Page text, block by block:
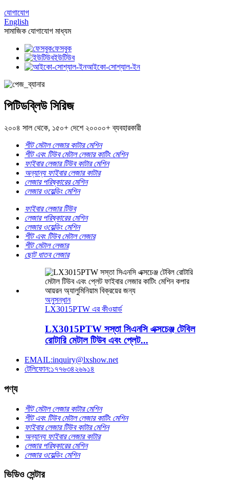
যোগাযোগ
English
সামাজিক যোগাযোগ মাধ্যম
ফেসবুক
ইউটিউব
আইকো-সোশ্যাল-ইন
পিটিডব্লিউ সিরিজ
২০০৪ সাল থেকে, ১৫০+ দেশে ২০০০০+ ব্যবহারকারী
শীট মেটাল লেজার কাটার মেশিন
শীট এবং টিউব মেটাল লেজার কাটিং মেশিন
ফাইবার লেজার টিউব কাটার মেশিন
অন্যান্য ফাইবার লেজার কাটার
লেজার পরিষ্কারের মেশিন
লেজার ওয়েল্ডিং মেশিন
ফাইবার লেজার টিউব
লেজার পরিষ্কারের মেশিন
লেজার ওয়েল্ডিং মেশিন
শীট এবং টিউব মেটাল লেজার
শীট মেটাল লেজার
ছোট ধাতব লেজার
অনুসন্ধান
LX3015PTW এর কীওয়ার্ড
LX3015PTW সস্তা সিএনসি এক্সচেঞ্জ টেবিল
রোটারি মেটাল টিউব এবং প্লেট...
EMAIL:inquiry@lxshow.net
টেলিফোন:১৭৭৬৩৪২৬৯১৪
পণ্য
শীট মেটাল লেজার কাটার মেশিন
শীট এবং টিউব মেটাল লেজার কাটিং মেশিন
ফাইবার লেজার টিউব কাটার মেশিন
অন্যান্য ফাইবার লেজার কাটার
লেজার পরিষ্কারের মেশিন
লেজার ওয়েল্ডিং মেশিন
ভিডিও সেন্টার